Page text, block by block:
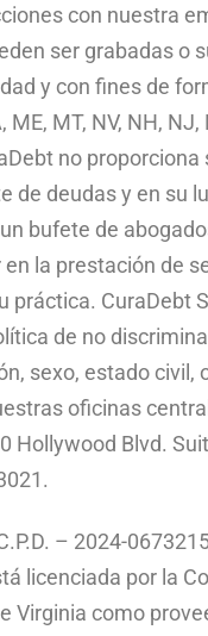
con nuestra
ser grabadas o
y con fines de
ME, MT, NV, NH, NJ,
no
de deudas y en su
bufete de
en la prestación de
práctica. CuraDebt
de no
sexo, estado civil,
oficinas
Hollywood Blvd.
– 2024-
licenciada por la
Virginia como